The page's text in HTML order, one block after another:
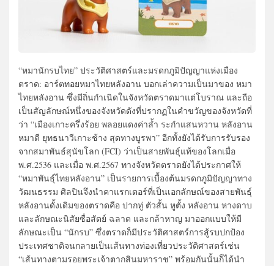
“หมานักรบไทย” ประวัติศาสตร์และมรดกภูมิปัญญาแห่งเมือง
ตราด: อาร์ตทอยหมาไทยหลังอาน บอกเล่าความเป็นมาของ หมา
ไทยหลังอาน ซึ่งมีถิ่นกำเนิดในจังหวัดตราดมาแต่โบราณ และถือ
เป็นสัญลักษณ์หนึ่งของจังหวัดดังที่ปรากฏในคำขวัญของจังหวัดที่
ว่า “เมืองเกาะครึ่งร้อย พลอยแดงค่าล้ำ ระกำแสนหวาน หลังอาน
หมาดี ยุทธนาวีเกาะช้าง สุดทางบูรพา” อีกทั้งยังได้รับการรับรอง
จากสมาพันธ์สุนัขโลก (FCI) ว่าเป็นสายพันธุ์แท้ของโลกเมื่อ
พ.ศ.2536 และเมื่อ พ.ศ.2567 ทางจังหวัดตราดยังได้ประกาศให้
“หมาพันธุ์ไทยหลังอาน” เป็นรายการเบื้องต้นมรดกภูมิปัญญาทาง
วัฒนธรรม ศิลปินจึงนำคาแรกเตอร์ที่เป็นเอกลักษณ์ของสายพันธุ์
หลังอานดั้งเดิมของตราดคือ ปากทู่ ตัวสั้น หูตั้ง หลังอาน หางดาบ
และลักษณะนิสัยซื่อสัตย์ ฉลาด และกล้าหาญ มาออกแบบให้มี
ลักษณะเป็น “นักรบ” ซึ่งตราดก็มีประวัติศาสตร์การสู้รบปกป้อง
ประเทศชาติจนกลายเป็นเส้นทางท่องเที่ยวประวัติศาสตร์เช่น
“เส้นทางตามรอยพระเจ้าตากสินมหาราช” พร้อมกันนั้นก็ได้นำ